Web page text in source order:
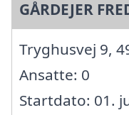
GÅRDEJER
Tryghusvej 9,
Ansatte: 0
Startdato: 01.